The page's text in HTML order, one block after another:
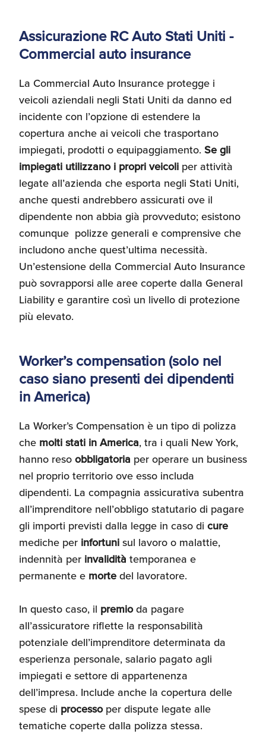
Assicurazione RC Auto Stati Uniti -
Commercial auto insurance
La Commercial Auto Insurance protegge i
veicoli aziendali negli Stati Uniti da danno ed
incidente con l’opzione di estendere la
copertura anche ai veicoli che trasportano
impiegati, prodotti o equipaggiamento. Se gli
impiegati utilizzano i propri veicoli per attività
legate all’azienda che esporta negli Stati Uniti,
anche questi andrebbero assicurati ove il
dipendente non abbia già provveduto; esistono
comunque polizze generali e comprensive che
includono anche quest’ultima necessità.
Un’estensione della Commercial Auto Insurance
può sovrapporsi alle aree coperte dalla General
Liability e garantire così un livello di protezione
più elevato.
Worker’s compensation (solo nel
caso siano presenti dei dipendenti
in America)
La Worker’s Compensation è un tipo di polizza
che molti stati in America, tra i quali New York,
hanno resoobbligatoria per operare un business
nel proprio territorio ove esso includa
dipendenti. La compagnia assicurativa subentra
all’imprenditore nell’obbligo statutario di pagare
gli importi previsti dalla legge in caso di cure
mediche per infortunisul lavoro o malattie,
indennità per invalidità temporanea e
permanente e mortedel lavoratore.
In questo caso, il premioda pagare
all’assicuratore riflette la responsabilità
potenziale dell’imprenditore determinata da
esperienza personale, salario pagato agli
impiegati e settore di appartenenza
dell’impresa. Include anche la copertura delle
spese di processoper dispute legate alle
tematiche coperte dalla polizza stessa.